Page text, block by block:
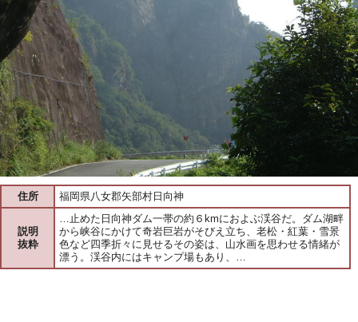
住所 福岡県八女郡矢部村日向神
説明
抜粋
…止めた日向神ダム一帯の約６kmにおよぶ渓谷だ。ダム湖畔
から峡谷にかけて奇岩巨岩がそびえ立ち、老松・紅葉・雪景
色など四季折々に見せるその姿は、山水画を思わせる情緒が
漂う。渓谷内にはキャンプ場もあり、…